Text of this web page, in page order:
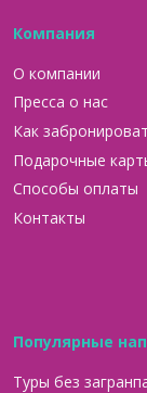
Компания
О компании
Пресса о нас
Как
Подарочные
Способы оплаты
Контакты
Популярные
Туры без